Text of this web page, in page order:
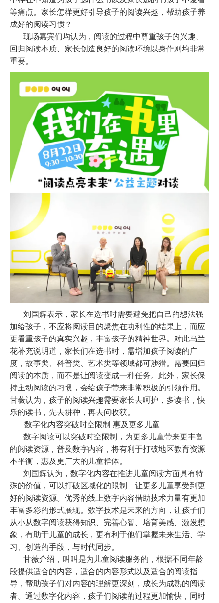
等痛点。家长怎样更好引导孩子的阅读兴趣，帮助孩子养
成好的阅读习惯？
现场嘉宾们均认为，阅读的过程中尊重孩子的兴趣、
回归阅读本质、家长创造良好的阅读环境以身作则均非常
重要。
刘国辉表示，家长在选书时需要避免把自己的想法强
加给孩子，不应将阅读目的聚焦在功利性的结果上，而应
更看重孩子的真实兴趣，丰富孩子的精神世界。对此马兰
花补充说明道，家长们在选书时，需增加孩子阅读的广
度，故事类、科普类、艺术类等领域都可涉猎。需要回归
阅读的本质，而不是让阅读变成一种任务。此外，家长保
持主动阅读的习惯，会给孩子带来非常积极的引领作用。
甘薇认为，孩子的阅读兴趣需要家长去呵护，多读书，快
乐的读书，先去耕种，再去问收获。
数字化内容突破时空限制 惠及更多儿童
数字阅读可以突破时空限制，为更多儿童带来更丰富
的阅读资源，普及数字内容，将有利于打破地区教育资源
不平衡，惠及更广大的儿童群体。
刘国辉认为，数字化内容在推进儿童阅读方面具有特
殊的价值，可以打破区域化的限制，让更多儿童享受到更
好的阅读资源。优秀的线上数字内容借助技术力量有更加
丰富多彩的形式展现。数字技术是未来的方向，让孩子们
从小从数字阅读获得知识、完善心智、培育美感、激发想
象，有助于儿童的成长，更有利于他们掌握未来生活、学
习、创造的手段，与时代同步。
甘薇介绍，叫叫是为儿童阅读服务的，根据不同年龄
段提供适合的内容，适合的内容形式以及适合的阅读指
导，帮助孩子们对内容的理解更深刻，成长为成熟的阅读
者。通过数字化内容，孩子们阅读的过程更加愉快，同时